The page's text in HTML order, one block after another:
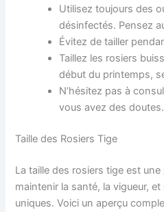
Utilisez toujours des
désinfectés. Pensez
Évitez de tailler
Taillez les rosiers
début du printemps,
N’hésitez pas à
vous avez des doutes.
Taille des Rosiers Tige
La taille des rosiers tige est
maintenir la santé, la vigueur,
uniques. Voici un aperçu